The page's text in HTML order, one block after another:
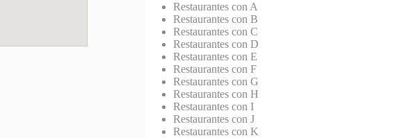
Restaurantes con A
Restaurantes con B
Restaurantes con C
Restaurantes con D
Restaurantes con E
Restaurantes con F
Restaurantes con G
Restaurantes con H
Restaurantes con I
Restaurantes con J
Restaurantes con K